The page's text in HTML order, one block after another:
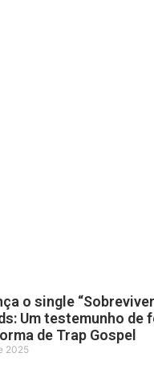
o single
Um testemunho de
de Trap Gospel
2025